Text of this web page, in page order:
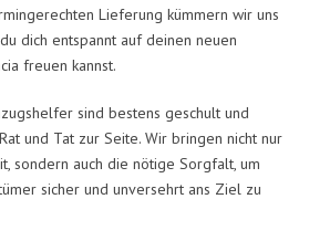
Lieferung kümmern wir uns
dich entspannt auf deinen neuen
freuen kannst.
sind bestens geschult und
und Tat zur Seite. Wir bringen nicht nur
sondern auch die nötige Sorgfalt, um
sicher und unversehrt ans Ziel zu